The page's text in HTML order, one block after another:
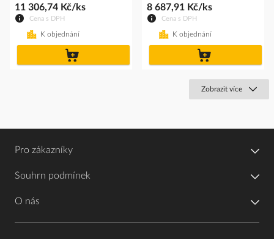
Cena s DPH
11 306,74 Kč/ks
K objednání
Cena s DPH
8 687,91 Kč/ks
K objednání
Zobrazit více
Pro zákazníky
Souhrn podmínek
O nás